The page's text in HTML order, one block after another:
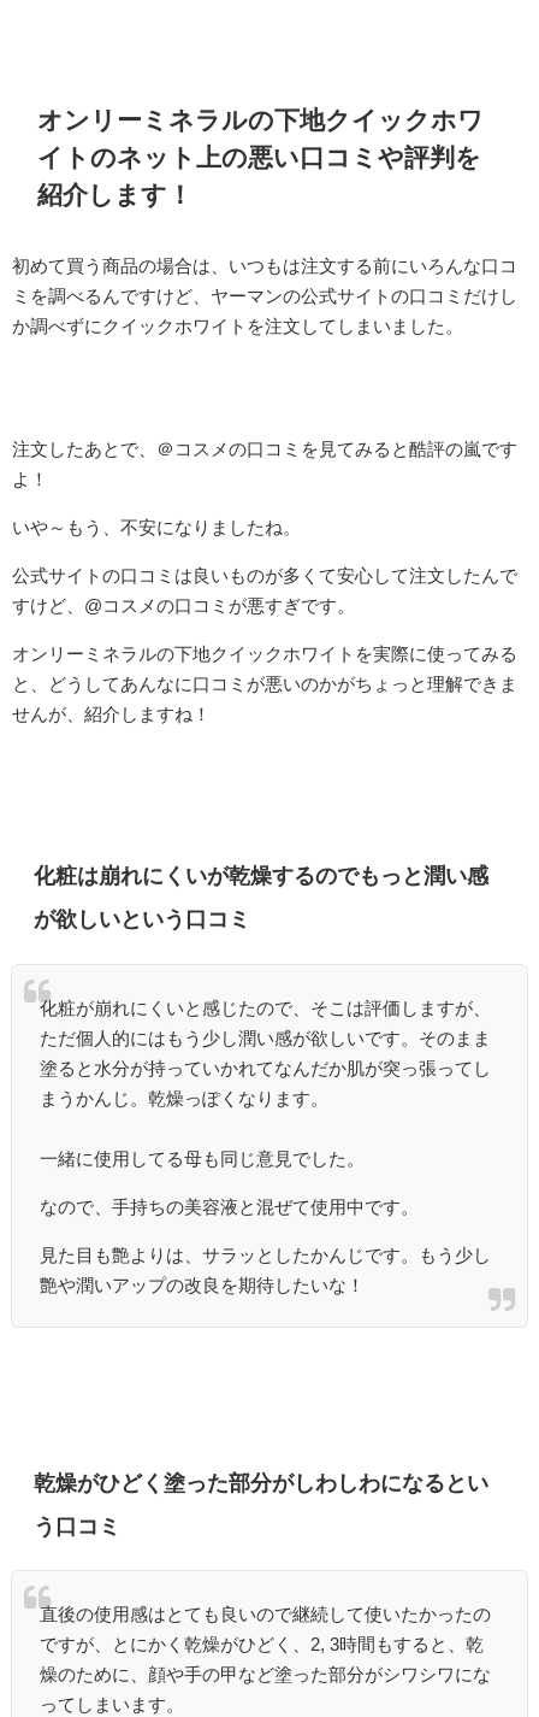
オンリーミネラルの下地クイックホワ
イトのネット上の悪い口コミや評判を
紹介します！
初めて買う商品の場合は、いつもは注文する前にいろんな口コ
ミを調べるんですけど、ヤーマンの公式サイトの口コミだけし
か調べずにクイックホワイトを注文してしまいました。
注文したあとで、＠コスメの口コミを見てみると酷評の嵐です
よ！
いや～もう、不安になりましたね。
公式サイトの口コミは良いものが多くて安心して注文したんで
すけど、@コスメの口コミが悪すぎです。
オンリーミネラルの下地クイックホワイトを実際に使ってみる
と、どうしてあんなに口コミが悪いのかがちょっと理解できま
せんが、紹介しますね！
化粧は崩れにくいが乾燥するのでもっと潤い感
が欲しいという口コミ
化粧が崩れにくいと感じたので、そこは評価しますが、
ただ個人的にはもう少し潤い感が欲しいです。そのまま
塗ると水分が持っていかれてなんだか肌が突っ張ってし
まうかんじ。乾燥っぽくなります。
一緒に使用してる母も同じ意見でした。
なので、手持ちの美容液と混ぜて使用中です。
見た目も艶よりは、サラッとしたかんじです。もう少し
艶や潤いアップの改良を期待したいな！
乾燥がひどく塗った部分がしわしわになるとい
う口コミ
直後の使用感はとても良いので継続して使いたかったの
ですが、とにかく乾燥がひどく、2, 3時間もすると、乾
燥のために、顔や手の甲など塗った部分がシワシワにな
ってしまいます。